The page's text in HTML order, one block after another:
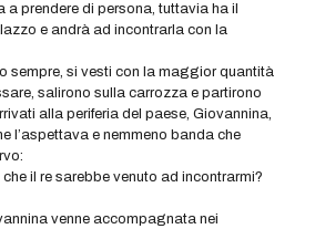
a prendere di persona, tuttavia ha il
e andrà ad incontrarla con la
sempre, si vesti con la maggior quantità
salirono sulla carrozza e partirono
alla periferia del paese, Giovannina,
l’aspettava e nemmeno banda che
il re sarebbe venuto ad incontrarmi?
venne accompagnata nei